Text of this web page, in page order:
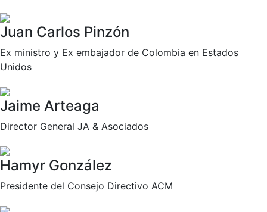
Juan Carlos Pinzón
Ex ministro y Ex embajador de Colombia en Estados
Unidos
Jaime Arteaga
Director General JA & Asociados
Hamyr González
Presidente del Consejo Directivo ACM